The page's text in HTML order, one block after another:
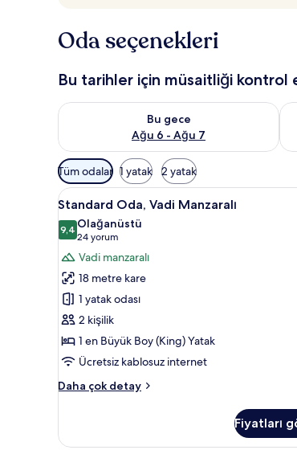
Oda seçenekleri
Bu tarihler için müsaitliği kontrol
Bu gece
Ağu 6 - Ağu 7
Bu gece için müsaitliği kontrol et Ağu 6 -
Odalar
için
mevcut
filtreler
Tüm odalar 1 yatak 2 yatak
Standard
Oda,
Vadi
Manzaralı
için
tüm
fotoğrafları
görün
Standard Oda,
3
Standard Oda, Vadi Manzaralı
9,49,4 / 10
Olağanüstü
24 yorum
(24
yorum)
Vadi manzaralı
18 metre kare
1 yatak odası
2 kişilik
1 en Büyük Boy (King) Yatak
Ücretsiz kablosuz internet
Daha çok detay
Standard
hakkında
Fiyatları